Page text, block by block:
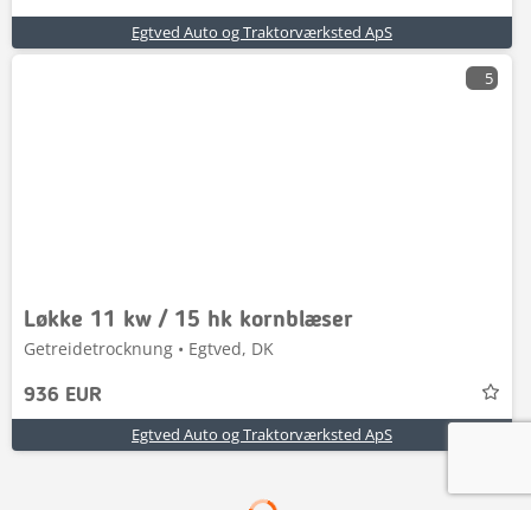
Egtved Auto og Traktorværksted ApS
5
Løkke 11 kw / 15 hk kornblæser
Getreidetrocknung • Egtved, DK
936 EUR
Egtved Auto og Traktorværksted ApS